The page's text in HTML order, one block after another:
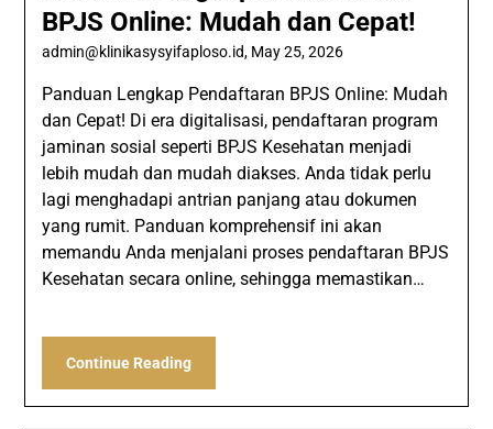
BPJS Online: Mudah dan Cepat!
admin@klinikasysyifaploso.id, May 25, 2026
Panduan Lengkap Pendaftaran BPJS Online: Mudah
dan Cepat! Di era digitalisasi, pendaftaran program
jaminan sosial seperti BPJS Kesehatan menjadi
lebih mudah dan mudah diakses. Anda tidak perlu
lagi menghadapi antrian panjang atau dokumen
yang rumit. Panduan komprehensif ini akan
memandu Anda menjalani proses pendaftaran BPJS
Kesehatan secara online, sehingga memastikan…
Continue Reading